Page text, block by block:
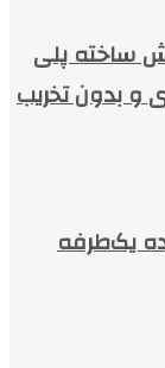
ساخته پلی
و بدون تخریب
جاده یک‌طرفه